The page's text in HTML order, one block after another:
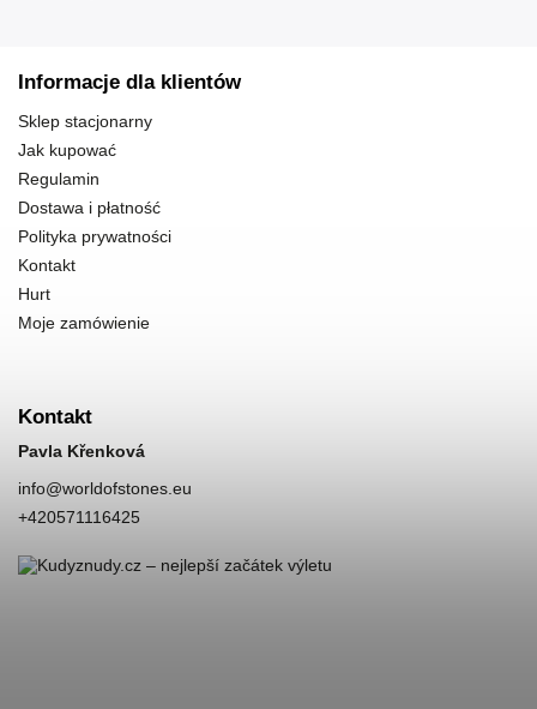
Informacje dla klientów
Sklep stacjonarny
Jak kupować
Regulamin
Dostawa i płatność
Polityka prywatności
Kontakt
Hurt
Moje zamówienie
Kontakt
Pavla Křenková
info@worldofstones.eu
+420571116425